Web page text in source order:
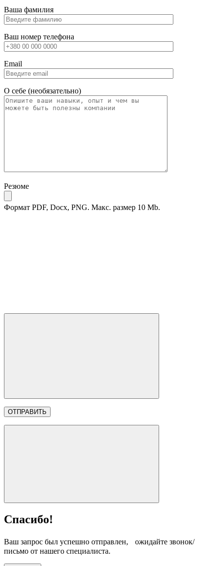
Ваша фамилия
Ваш номер телефона
Email
О себе (необязательно)
Резюме
Формат PDF, Docx, PNG. Макс. размер 10 Mb.
Спасибо!
Ваш запрос был успешно отправлен, ожидайте звонок/
письмо от нашего специалиста.